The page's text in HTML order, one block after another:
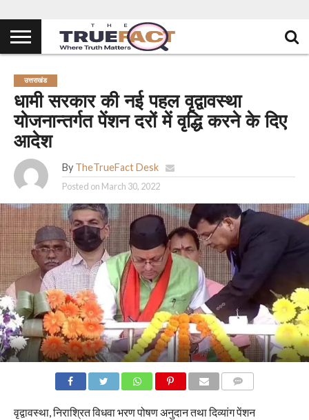
उत्तराखंड
धामी सरकार की नई पहल वृद्वावस्था
योजनान्तर्गत पेंशन दरों में वृद्धि करने के दिए
आदेश
By TheTrueFact Desk
Posted on March 30, 2022
वृद्वावस्था, निराश्रित विधवा भरण पोषण अनुदान तथा दिव्यांग पेंशन